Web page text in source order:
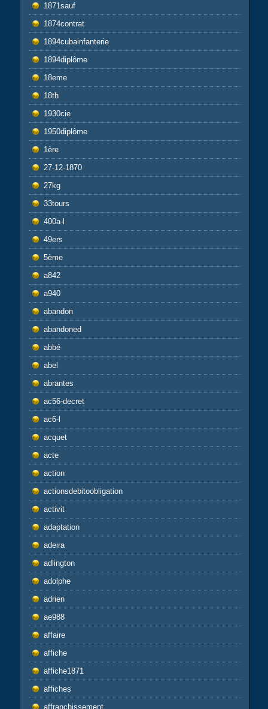
1871sauf
1874contrat
1894cubainfanterie
1894diplôme
18eme
18th
1930cie
1950diplôme
1ère
27-12-1870
27kg
33tours
400a-l
49ers
5ème
a842
a940
abandon
abandoned
abbé
abel
abrantes
ac56-decret
ac6-l
acquet
acte
action
actionsdebitoobligation
activit
adaptation
adeira
adlington
adolphe
adrien
ae988
affaire
affiche
affiche1871
affiches
affranchissement